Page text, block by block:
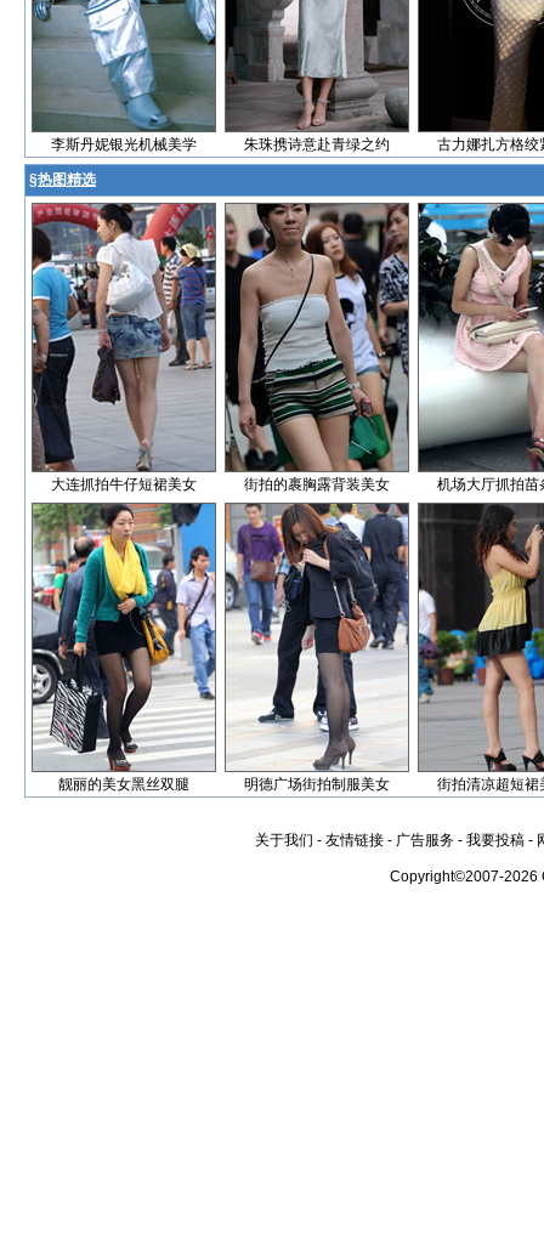
李斯丹妮银光机械美学 朱珠携诗意赴青绿之约 古力娜扎方格绞
§热图精选
大连抓拍牛仔短裙美女 街拍的裹胸露背装美女 机场大厅抓拍苗
靓丽的美女黑丝双腿 明德广场街拍制服美女 街拍清凉超短裙
关于我们 - 友情链接 - 广告服务 - 我要投稿 -
Copyright©2007-2026